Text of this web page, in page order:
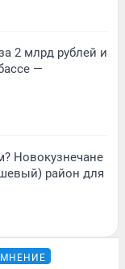
2 млрд рублей и
—
Новокузнечане
район для
МНЕНИЕ